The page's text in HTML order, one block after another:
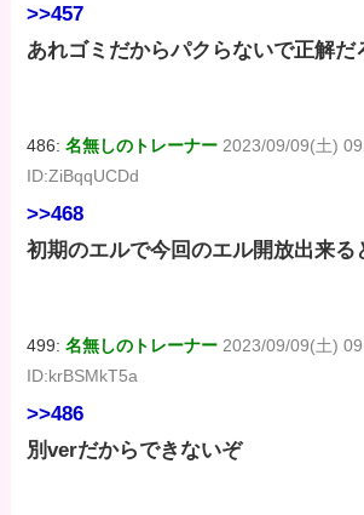
>>457
あれゴミだからパクらないで正解だ
486:名無しのトレーナー 2023/09/09(土)
ID:ZiBqqUCDd
>>468
初期のエルで今回のエル開放出来る
499:名無しのトレーナー 2023/09/09(土)
ID:krBSMkT5a
>>486
別verだからできないぞ